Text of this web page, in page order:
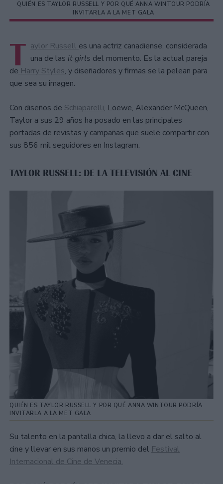
QUIÉN ES TAYLOR RUSSELL Y POR QUÉ ANNA WINTOUR PODRÍA
INVITARLA A LA MET GALA
T aylor Russell es una actriz canadiense, considerada
una de las it girls del momento. Es la actual pareja
de Harry Styles, y diseñadores y firmas se la pelean para
que sea su imagen.
Con diseños de Schiaparelli, Loewe, Alexander McQueen,
Taylor a sus 29 años ha posado en las principales
portadas de revistas y campañas que suele compartir con
sus 856 mil seguidores en Instagram.
TAYLOR RUSSELL: DE LA TELEVISIÓN AL CINE
QUIÉN ES TAYLOR RUSSELL Y POR QUÉ ANNA WINTOUR PODRÍA
INVITARLA A LA MET GALA
Su talento en la pantalla chica, la llevo a dar el salto al
cine y llevar en sus manos un premio del Festival
Internacional de Cine de Venecia.